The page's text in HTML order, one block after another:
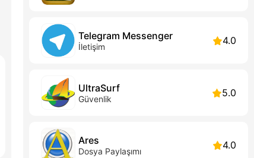
Telegram Messenger
İletişim 4.0
UltraSurf
Güvenlik 5.0
Ares
Dosya Paylaşımı 4.0